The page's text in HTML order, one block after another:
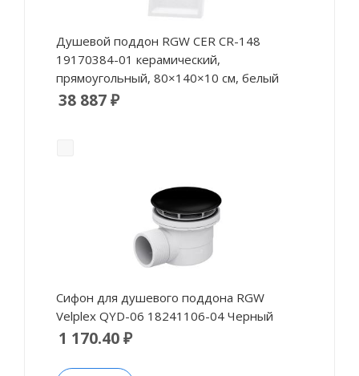
Душевой поддон RGW CER CR-148
19170384-01 керамический,
прямоугольный, 80×140×10 см, белый
38 887 ₽
Сифон для душевого поддона RGW
Velplex QYD-06 18241106-04 Черный
1 170.40 ₽